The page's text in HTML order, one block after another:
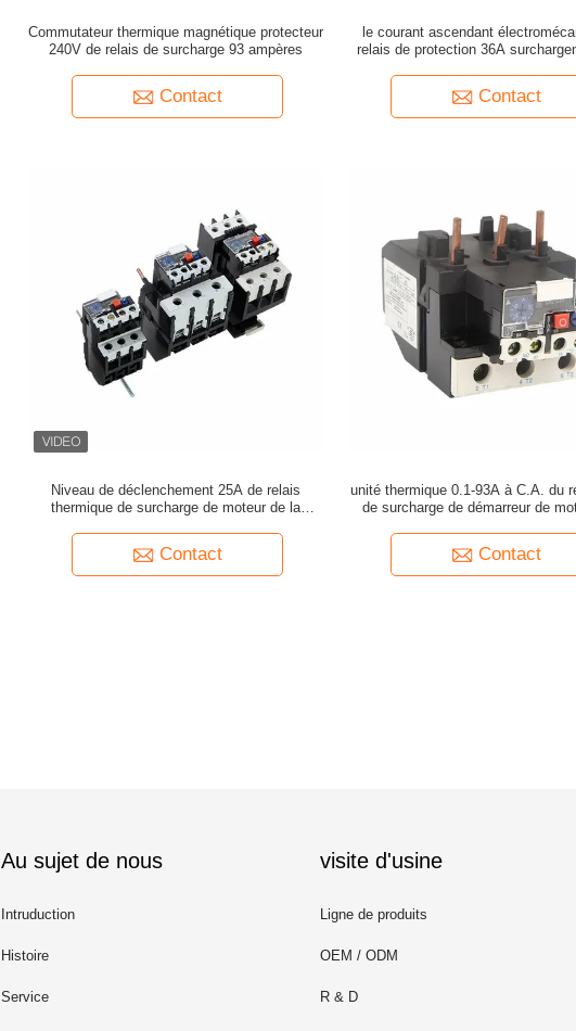
Commutateur thermique magnétique protecteur
240V de relais de surcharge 93 ampères
Contact
le courant ascendant
relais de protection 36A
Contact
Niveau de déclenchement 25A de relais
thermique de surcharge de moteur de la
Contact
unité thermique 0.1-93A à C.A. du
de surcharge de démarreur de
Contact
Au sujet de nous
Intruduction
Histoire
Service
visite d'usine
Ligne de produits
OEM / ODM
R & D